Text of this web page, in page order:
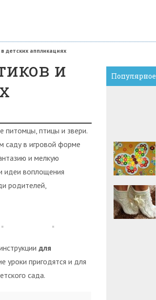
детских аппликациях
и
питомцы, птицы и звери.
саду в игровой форме
и мелкую
идеи воплощения
родителей,
для
уроки пригодятся и для
сада.
Популярное